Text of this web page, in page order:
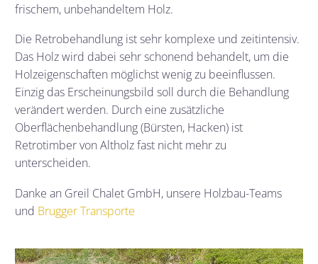
frischem, unbehandeltem Holz.
Die Retrobehandlung ist sehr komplexe und zeitintensiv.
Das Holz wird dabei sehr schonend behandelt, um die
Holzeigenschaften möglichst wenig zu beeinflussen.
Einzig das Erscheinungsbild soll durch die Behandlung
verändert werden. Durch eine zusätzliche
Oberflächenbehandlung (Bürsten, Hacken) ist
Retrotimber von Altholz fast nicht mehr zu
unterscheiden.
Danke an Greil Chalet GmbH, unsere Holzbau-Teams
und Brugger Transporte